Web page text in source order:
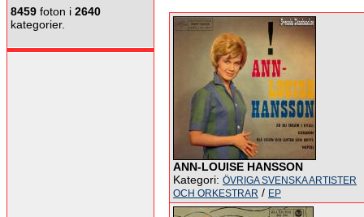
8459 foton i 2640
kategorier.
ANN-LOUISE HANSSON
Kategori: ÖVRIGA SVENSKA ARTISTER
OCH ORKESTRAR / EP